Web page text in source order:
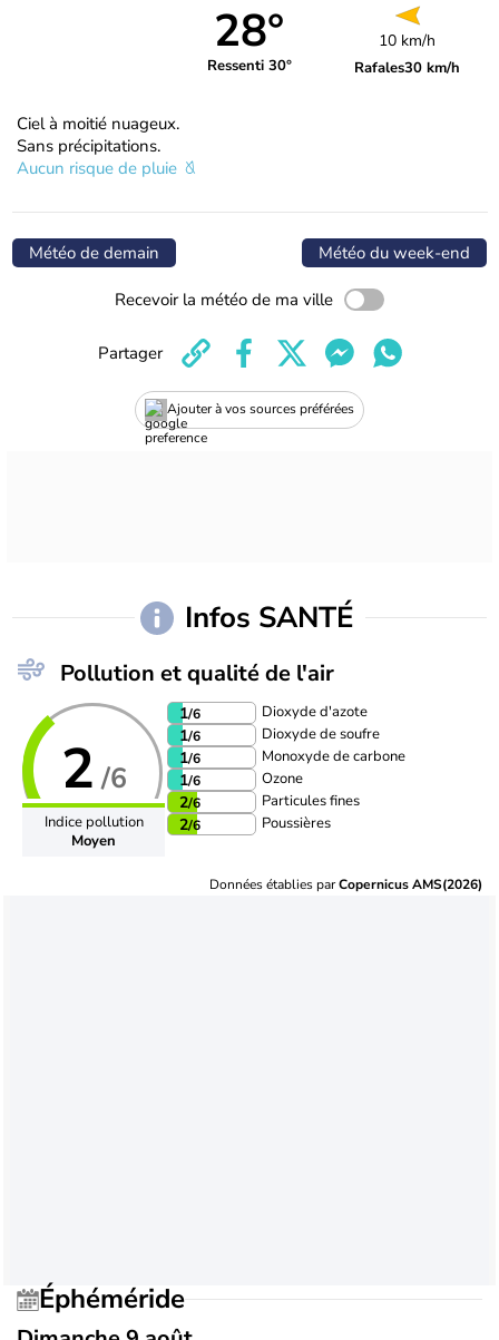
28°
Ressenti 30°
10 km/h
Rafales30 km/h
Ciel à moitié nuageux.
Sans précipitations.
Aucun risque de pluie
Météo de demain Météo du week-end
Recevoir la météo de ma ville
Ajouter à vos sources préférées
Partager
Infos SANTÉ
Pollution et qualité de l'air
2 /6
Indice pollution
Moyen
1/6 Dioxyde d'azote
1/6 Dioxyde de soufre
1/6 Monoxyde de carbone
1/6 Ozone
2/6 Particules fines
2/6 Poussières
Données établies parCopernicus AMS(2026)
Éphéméride